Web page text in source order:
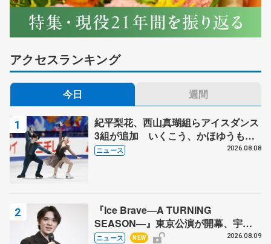
アクセスランキング
今日 週間
紀平梨花、西山真瑚組らアイスダンス
3組が追加 いくこう、かほゆうも、
木下グループ杯
ニュース 2026.08.08
『Ice Brave―A TURNING
SEASON―』東京公演が開幕、宇野
昌磨の『Ice Brave』にかける思いを
ニュース NEW 2026.08.09